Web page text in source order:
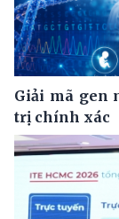
Giải mã gen
trị chính xác